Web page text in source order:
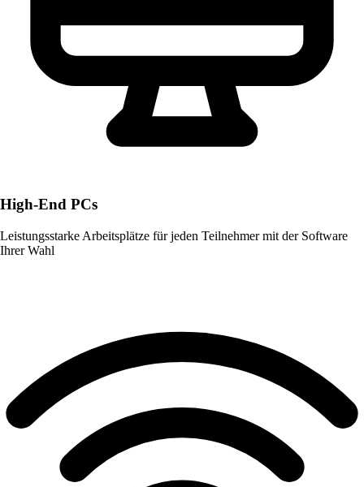
High-End PCs
Leistungsstarke Arbeitsplätze für jeden Teilnehmer mit der Software
Ihrer Wahl